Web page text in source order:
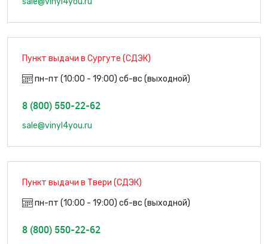
Пункт выдачи в Сургуте (СДЭК)
пн-пт (10:00 - 19:00) сб-вс (выходной)
8 (800) 550-22-62
sale@vinyl4you.ru
Пункт выдачи в Твери (СДЭК)
пн-пт (10:00 - 19:00) сб-вс (выходной)
8 (800) 550-22-62